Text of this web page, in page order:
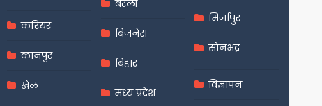
करियर
कानपुर
खेल
बरेली
बिजनेस
बिहार
मध्य प्रदेश
मिर्जापुर
सोनभद्र
विज्ञापन